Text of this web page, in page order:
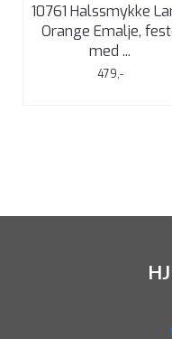
10761 Halssmykke
Orange Emalje,
med ...
479,-